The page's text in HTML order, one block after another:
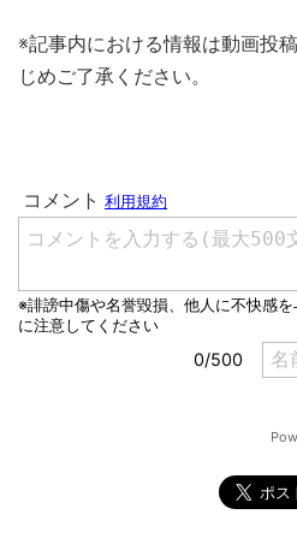
※記事内における情報は動画投
じめご了承ください。